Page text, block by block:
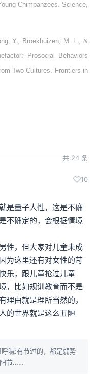
Chimpanzees. Science,
Y., Broekhuizen, M. L., &
Prosocial Behaviors
Two Cultures. Frontiers in
共 24 条
10
是量子人性，这是不确
不确定的，会根据情境
性，但大家对儿童未成
为这里还有对女性的苛
乐，跟儿童抢过儿童
，比如规训教育而不是
理由就是理所当然的，
的世界就是这么丑陋
喊:有节过的，都是弱势
节……